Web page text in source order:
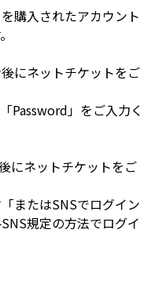
購入されたアカウント
にネットチケットをご
Password」をご入力く
にネットチケットをご
またはSNSでログイン
規定の方法でログイ